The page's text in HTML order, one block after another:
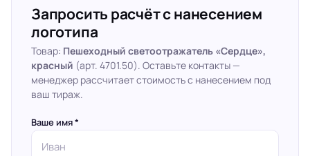
Запросить расчёт с нанесением
логотипа
Товар: Пешеходный светоотражатель «Сердце»,
красный (арт. 4701.50). Оставьте контакты —
менеджер рассчитает стоимость с нанесением под
ваш тираж.
Ваше имя *